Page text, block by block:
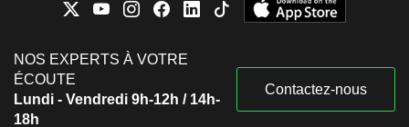
NOS EXPERTS À VOTRE
ÉCOUTE
Lundi - Vendredi 9h-12h / 14h-
18h
Contactez-nous